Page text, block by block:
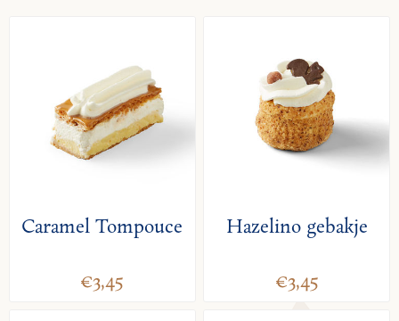
Caramel Tompouce
€3,45
Hazelino gebakje
€3,45